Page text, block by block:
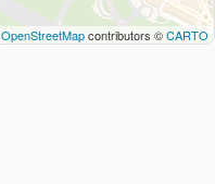
OpenStreetMapcontributors ©CARTO